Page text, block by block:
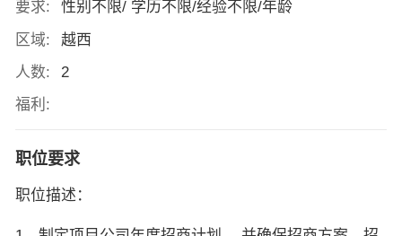
要求:
性别不限/ 学历不限/经验不限/年龄
区域:
越西
人数:
2
福利:
职位要求
职位描述：